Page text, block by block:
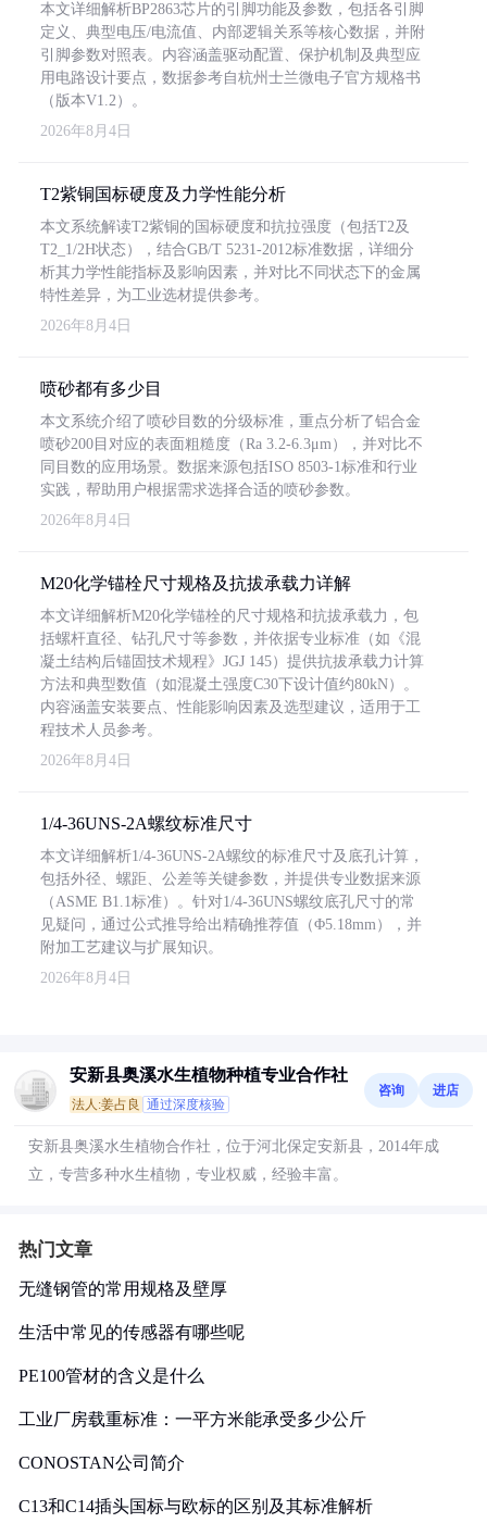
本文详细解析BP2863芯片的引脚功能及参数，包括各引脚
定义、典型电压/电流值、内部逻辑关系等核心数据，并附
引脚参数对照表。内容涵盖驱动配置、保护机制及典型应
用电路设计要点，数据参考自杭州士兰微电子官方规格书
（版本V1.2）。
2026年8月4日
T2紫铜国标硬度及力学性能分析
本文系统解读T2紫铜的国标硬度和抗拉强度（包括T2及
T2_1/2H状态），结合GB/T 5231-2012标准数据，详细分
析其力学性能指标及影响因素，并对比不同状态下的金属
特性差异，为工业选材提供参考。
2026年8月4日
喷砂都有多少目
本文系统介绍了喷砂目数的分级标准，重点分析了铝合金
喷砂200目对应的表面粗糙度（Ra 3.2-6.3μm），并对比不
同目数的应用场景。数据来源包括ISO 8503-1标准和行业
实践，帮助用户根据需求选择合适的喷砂参数。
2026年8月4日
M20化学锚栓尺寸规格及抗拔承载力详解
本文详细解析M20化学锚栓的尺寸规格和抗拔承载力，包
括螺杆直径、钻孔尺寸等参数，并依据专业标准（如《混
凝土结构后锚固技术规程》JGJ 145）提供抗拔承载力计算
方法和典型数值（如混凝土强度C30下设计值约80kN）。
内容涵盖安装要点、性能影响因素及选型建议，适用于工
程技术人员参考。
2026年8月4日
1/4-36UNS-2A螺纹标准尺寸
本文详细解析1/4-36UNS-2A螺纹的标准尺寸及底孔计算，
包括外径、螺距、公差等关键参数，并提供专业数据来源
（ASME B1.1标准）。针对1/4-36UNS螺纹底孔尺寸的常
见疑问，通过公式推导给出精确推荐值（Φ5.18mm），并
附加工艺建议与扩展知识。
2026年8月4日
安新县奥溪水生植物种植专业合作社
法人:姜占良 通过深度核验
咨询 进店
安新县奥溪水生植物合作社，位于河北保定安新县，2014年成
立，专营多种水生植物，专业权威，经验丰富。
热门文章
无缝钢管的常用规格及壁厚
生活中常见的传感器有哪些呢
PE100管材的含义是什么
工业厂房载重标准：一平方米能承受多少公斤
CONOSTAN公司简介
C13和C14插头国标与欧标的区别及其标准解析